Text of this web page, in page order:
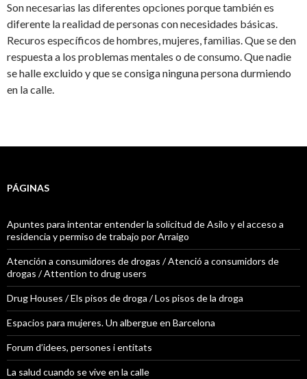
Son necesarias las diferentes opciones porque también es
diferente la realidad de personas con necesidades básicas.
Recuros específicos de hombres, mujeres, familias. Que se den
respuesta a los problemas mentales o de consumo. Que nadie
se halle excluido y que se consiga ninguna persona durmiendo
en la calle.
PÁGINAS
Apuntes para intentar entender la solicitud de Asilo y el acceso a
residencia y permiso de trabajo por Arraigo
Atención a consumidores de drogas / Atenció a consumidors de
drogas / Attention to drug users
Drug Houses / Els pisos de droga / Los pisos de la droga
Espacios para mujeres. Un albergue en Barcelona
Forum d’idees, persones i entitats
La salud cuando se vive en la calle